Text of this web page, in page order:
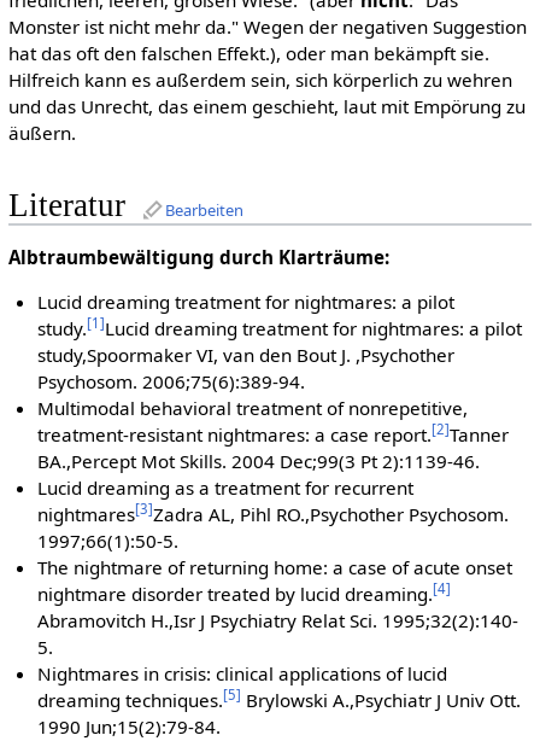
Monster ist nicht mehr da." Wegen der negativen Suggestion
hat das oft den falschen Effekt.), oder man bekämpft sie.
Hilfreich kann es außerdem sein, sich körperlich zu wehren
und das Unrecht, das einem geschieht, laut mit Empörung zu
äußern.
Literatur Bearbeiten
Albtraumbewältigung durch Klarträume:
Lucid dreaming treatment for nightmares: a pilot
study.[1]Lucid dreaming treatment for nightmares: a pilot
study,Spoormaker VI, van den Bout J. ,Psychother
Psychosom. 2006;75(6):389-94.
Multimodal behavioral treatment of nonrepetitive,
treatment-resistant nightmares: a case report.[2]Tanner
BA.,Percept Mot Skills. 2004 Dec;99(3 Pt 2):1139-46.
Lucid dreaming as a treatment for recurrent
nightmares[3]Zadra AL, Pihl RO.,Psychother Psychosom.
1997;66(1):50-5.
The nightmare of returning home: a case of acute onset
nightmare disorder treated by lucid dreaming.[4]
Abramovitch H.,Isr J Psychiatry Relat Sci. 1995;32(2):140-
5.
Nightmares in crisis: clinical applications of lucid
dreaming techniques.[5] Brylowski A.,Psychiatr J Univ Ott.
1990 Jun;15(2):79-84.